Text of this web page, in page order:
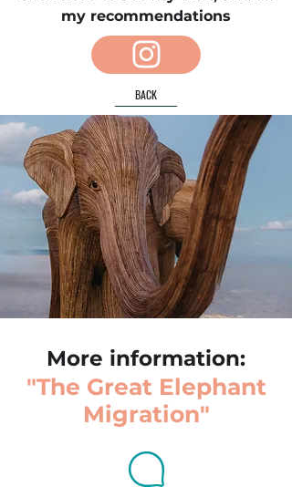
my recommendations
BACK
More information:
"The Great Elephant
Migration"